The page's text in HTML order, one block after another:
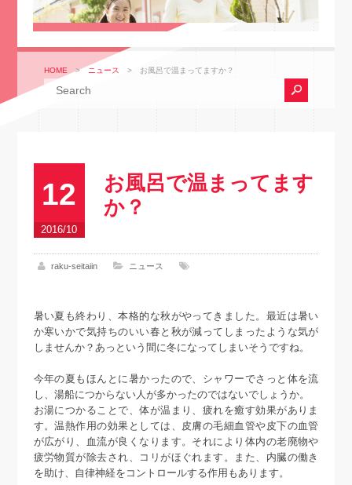
HOME > ニュース > お風呂で温まってますか？
12
2016/10
お風呂で温まってます
か？
raku-seitaiin ニュース
暑い夏も終わり、本格的な秋がやってきました。最近は暑い
か寒いかで気持ちのいい春と秋が減ってしまったような気が
しませんか？あっという間に冬になってしまいそうですね。
今年の夏もほんとに暑かったので、シャワーでさっと体を流
し、湯船につからない人が多かったのではないでしょうか。
お湯につかることで、体が温まり、疲れを癒す効果がありま
す。温熱作用の効果としては、皮膚の毛細血管や皮下の血管
が広がり、血流が良くなります。それにより体内の老廃物や
疲労物質が除去され、コリがほぐれます。また、内臓の働き
を助け、自律神経をコントロールする作用もあります。